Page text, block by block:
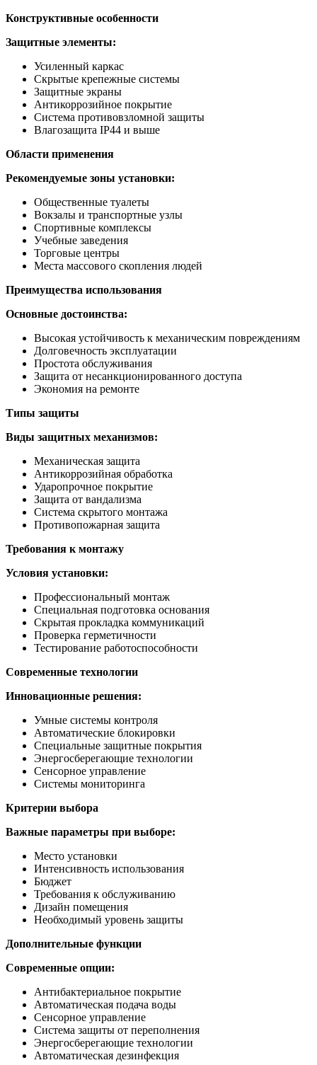
Конструктивные особенности
Защитные элементы:
Усиленный каркас
Скрытые крепежные системы
Защитные экраны
Антикоррозийное покрытие
Система противовзломной защиты
Влагозащита IP44 и выше
Области применения
Рекомендуемые зоны установки:
Общественные туалеты
Вокзалы и транспортные узлы
Спортивные комплексы
Учебные заведения
Торговые центры
Места массового скопления людей
Преимущества использования
Основные достоинства:
Высокая устойчивость к механическим повреждениям
Долговечность эксплуатации
Простота обслуживания
Защита от несанкционированного доступа
Экономия на ремонте
Типы защиты
Виды защитных механизмов:
Механическая защита
Антикоррозийная обработка
Ударопрочное покрытие
Защита от вандализма
Система скрытого монтажа
Противопожарная защита
Требования к монтажу
Условия установки:
Профессиональный монтаж
Специальная подготовка основания
Скрытая прокладка коммуникаций
Проверка герметичности
Тестирование работоспособности
Современные технологии
Инновационные решения:
Умные системы контроля
Автоматические блокировки
Специальные защитные покрытия
Энергосберегающие технологии
Сенсорное управление
Системы мониторинга
Критерии выбора
Важные параметры при выборе:
Место установки
Интенсивность использования
Бюджет
Требования к обслуживанию
Дизайн помещения
Необходимый уровень защиты
Дополнительные функции
Современные опции:
Антибактериальное покрытие
Автоматическая подача воды
Сенсорное управление
Система защиты от переполнения
Энергосберегающие технологии
Автоматическая дезинфекция